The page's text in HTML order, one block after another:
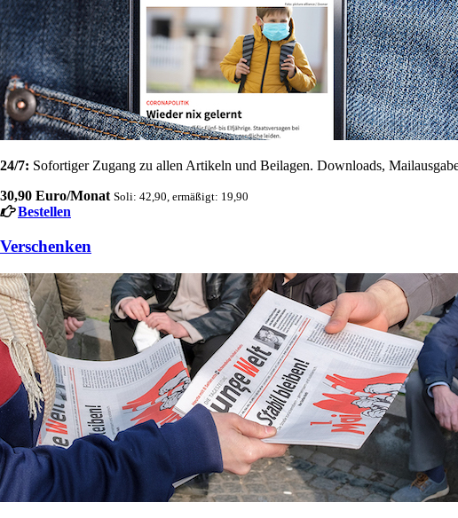
24/7: Sofortiger Zugang zu allen Artikeln und Beilagen. Downloads,
30,90 Euro/Monat Soli: 42,90, ermäßigt: 19,90
Bestellen
Verschenken